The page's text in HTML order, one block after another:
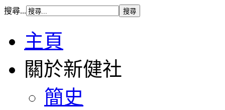
搜尋...
主頁
關於新健社
簡史